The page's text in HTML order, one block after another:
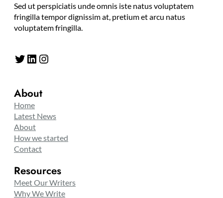
Sed ut perspiciatis unde omnis iste natus voluptatem
fringilla tempor dignissim at, pretium et arcu natus
voluptatem fringilla.
Twitter LinkedIn Instagram
About
Home
Latest News
About
How we started
Contact
Resources
Meet Our Writers
Why We Write